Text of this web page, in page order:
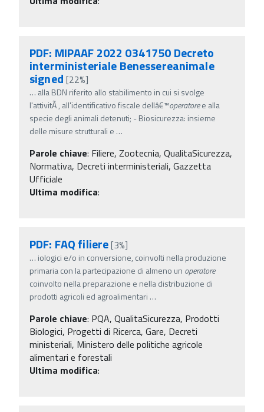
PDF: MIPAAF 2022 0341750 Decreto
interministeriale Benessereanimale
signed [22%]
… alla BDN riferito allo stabilimento in cui si svolge
l'attivitÃ , all'identificativo fiscale dellâ€™operatoree alla
specie degli animali detenuti; - Biosicurezza: insieme
delle misure strutturali e …
Parole chiave: Filiere, Zootecnia, QualitaSicurezza,
Normativa, Decreti interministeriali, Gazzetta
Ufficiale
Ultima modifica:
PDF: FAQ filiere[3%]
… iologici e/o in conversione, coinvolti nella produzione
primaria con la partecipazione di almeno un operatore
coinvolto nella preparazione e nella distribuzione di
prodotti agricoli ed agroalimentari …
Parole chiave: PQA, QualitaSicurezza, Prodotti
Biologici, Progetti di Ricerca, Gare, Decreti
ministeriali, Ministero delle politiche agricole
alimentari e forestali
Ultima modifica: